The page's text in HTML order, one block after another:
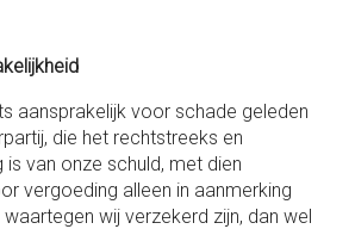
aansprakelijk voor schade geleden
die het rechtstreeks en
is van onze schuld, met dien
vergoeding alleen in aanmerking
wij verzekerd zijn, dan wel